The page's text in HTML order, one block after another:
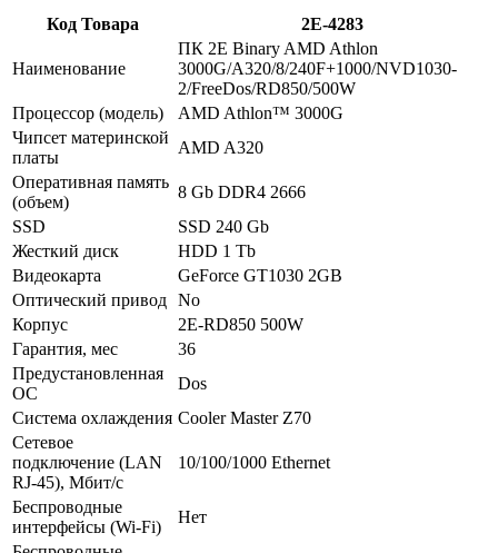
Код Товара 2E-4283
Наименование
ПК 2E Binary AMD Athlon
3000G/A320/8/240F+1000/NVD1030-
2/FreeDos/RD850/500W
Процессор (модель)
AMD Athlon™ 3000G
Чипсет материнской
платы
AMD A320
Оперативная память
(объем)
8 Gb DDR4 2666
SSD
SSD 240 Gb
Жесткий диск
HDD 1 Tb
Видеокарта
GeForce GT1030 2GB
Оптический привод No
Корпус
2E-RD850 500W
Гарантия, мес
36
Предустановленная
ОС
Dos
Система охлаждения Cooler Master Z70
Сетевое
подключение (LAN
RJ-45), Мбит/с
10/100/1000 Ethernet
Беспроводные
интерфейсы (Wi-Fi)
Нет